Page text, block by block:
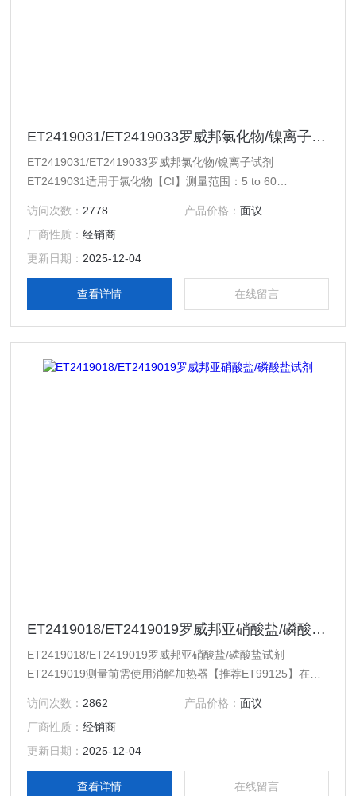
ET2419031/ET2419033罗威邦氯化物/镍离子试剂
ET2419031/ET2419033罗威邦氯化物/镍离子试剂
ET2419031适用于氯化物【CI】测量范围：5 to 60
环境，预制试剂还可严格控制化学品用量，确保测量准确性和
可靠性。 ET2419033测量范围：：0.02 to 7mg/L（ppm）均
采用安全包装，避免伤害使用者和污染环境，预制试剂还可严
格控制化学品用量
访问次数： 2778 产品价格： 面议
厂商性质：经销商
更新日期： 2025-12-04
查看详情 在线留言
ET2419018/ET2419019罗威邦亚硝酸盐/磷酸盐试剂
ET2419018/ET2419019罗威邦亚硝酸盐/磷酸盐试剂
ET2419019测量前需使用消解加热器【推荐ET99125】在
避免伤害使用者和污染环境，预制试剂管由特殊的直径为
16mm光学玻璃和管盖都经过特殊设计制成，可防止试剂意外
流出，预制试剂管还可严格控制化学品用量，确保测量准确性
和可靠性。
访问次数： 2862 产品价格： 面议
厂商性质：经销商
更新日期： 2025-12-04
查看详情 在线留言